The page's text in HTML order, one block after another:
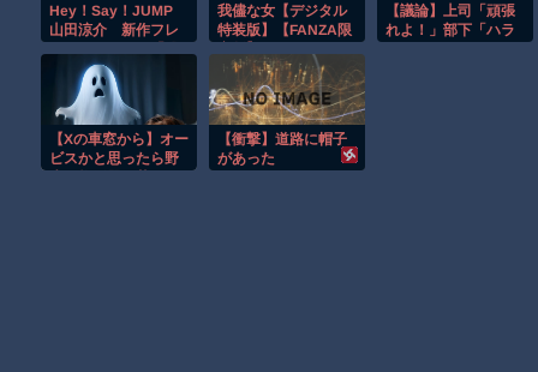
子供向け漫画、謎の闇の大会に参加しがち問題
【動画】両方馬鹿（笑）ミニストップでトラックと衝突したドラ
【動画】地震発生時の熊本総合病院の手術室の様子が(((ﾟДﾟ)))
【朗報】大人気漫画「GANTZ」がAmazonでなんと全巻100円ｗ
Hey！Say！JUMP
山田涼介 新作フレ
を嗅ぎたいですよ
ね？」と報道陣を笑
顔で惑わす
我儘な女【デジタル
特装版】【FANZA限
【議論】上司「頑張
れよ！」部下「ハラ
【Xの車窓から】オー
ビスかと思ったら野
【衝撃】道路に帽子
があった